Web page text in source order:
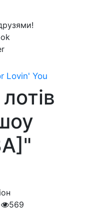
Lovin' You
569